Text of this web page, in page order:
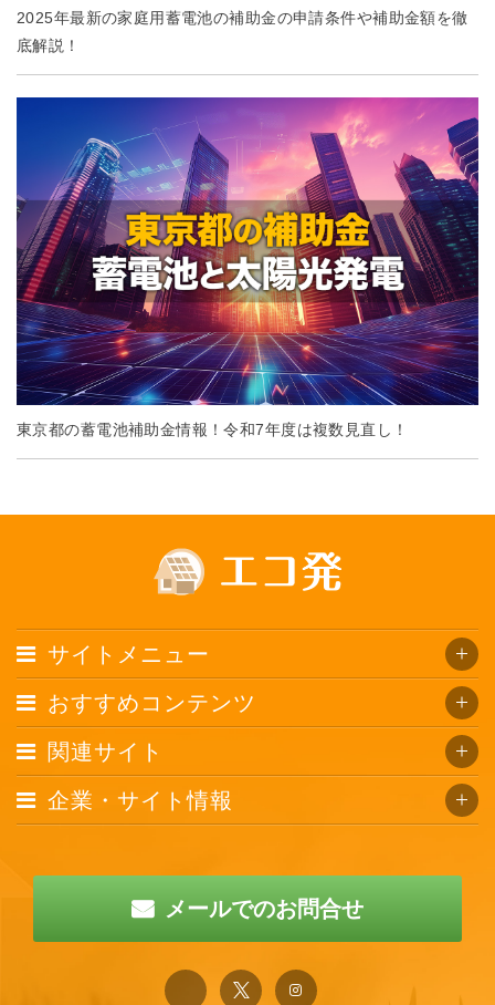
2025年最新の家庭用蓄電池の補助金の申請条件や補助金額を徹
底解説！
東京都の蓄電池補助金情報！令和7年度は複数見直し！
サイトメニュー
おすすめコンテンツ
関連サイト
企業・サイト情報
メールでのお問合せ